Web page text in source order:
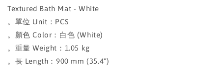
Textured Bath Mat - White
。單位 Unit：PCS
。顏色 Color：白色 (White)
。重量 Weight：1.05 kg
。長 Length：900 mm (35.4")